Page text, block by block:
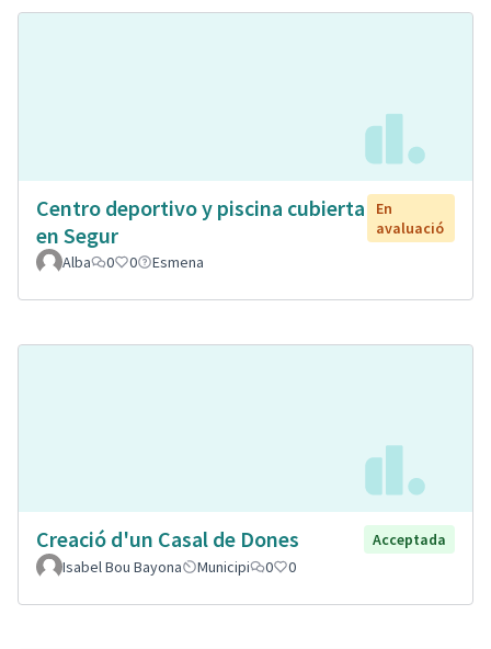
Centro deportivo y piscina cubierta
en Segur
En
avaluació
Alba
0 0 Esmena
Creació d'un Casal de Dones
Acceptada
Isabel Bou Bayona
Municipi 0 0